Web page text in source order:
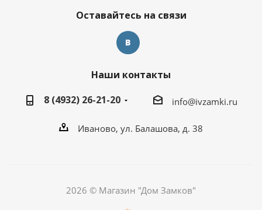
Оставайтесь на связи
Наши контакты
8 (4932) 26-21-20
info@ivzamki.ru
Иваново, ул. Балашова, д. 38
2026 © Магазин "Дом Замков"